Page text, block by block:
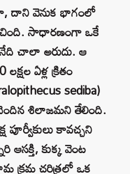
దాని వెనుక భాగంలో
సాధారణంగా ఒకే
చాలా అరుదు. ఆ
ఏళ్ల క్రితం
sediba)
శిలాజమని తేలింది.
పూర్వీకులు కావచ్చని
ఆసక్తి, కుక్క వెంట
క్రమ చరిత్రలో ఒక